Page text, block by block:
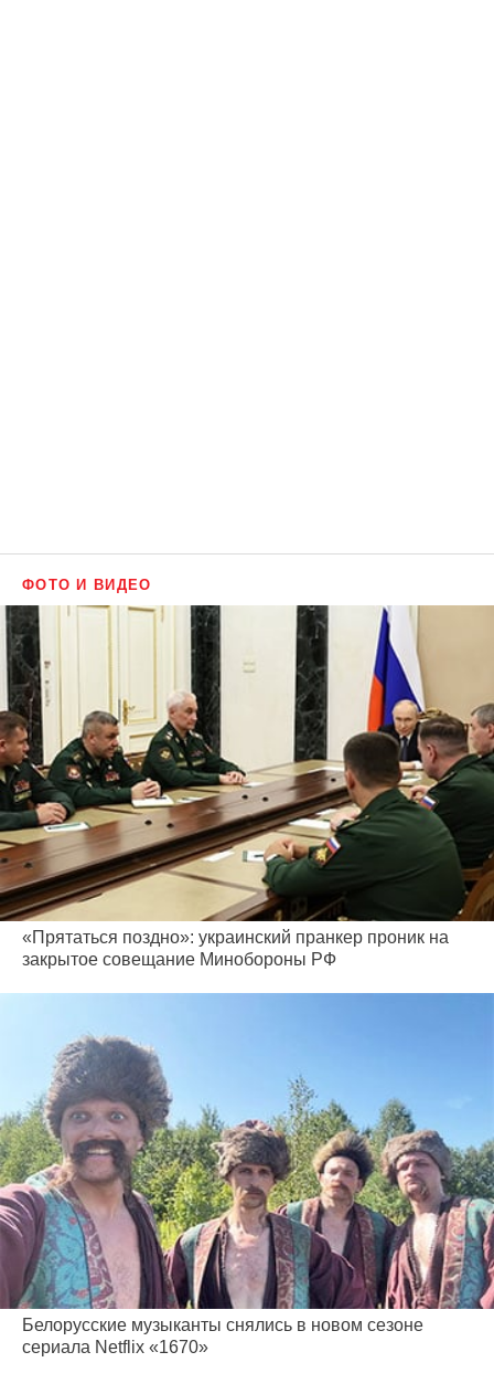
ФОТО И ВИДЕО
«Прятаться поздно»: украинский пранкер проник на
закрытое совещание Минобороны РФ
Белорусские музыканты снялись в новом сезоне
сериала Netflix «1670»